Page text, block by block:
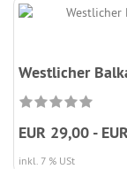
Westlicher
EUR 29,00 -
inkl. 7 % USt